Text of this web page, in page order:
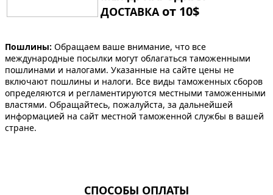
ДОСТАВКА от 10$
Пошлины: Обращаем ваше внимание, что все
международные посылки могут облагаться таможенными
пошлинами и налогами. Указанные на сайте цены не
включают пошлины и налоги. Все виды таможенных сборов
определяются и регламентируются местными таможенными
властями. Обращайтесь, пожалуйста, за дальнейшей
информацией на сайт местной таможенной службы в вашей
стране.
СПОСОБЫ ОПЛАТЫ